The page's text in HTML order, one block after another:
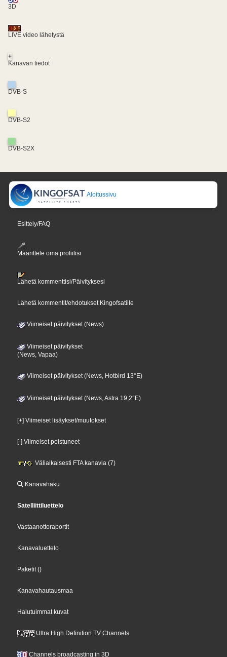
3D
LIVE video lähetystä
+
Kanavan tiedot
DVB-S
DVB-S2
DVB-S2X
Aloitussivu
Esittely/FAQ
Määrittele oma profiilisi
Lähetä kommenttisi/Päivityksesi
Lähetä kommentit/ehdotukset Kingofsatille
Viimeiset päivitykset (News)
Viimeiset päivitykset
(News, Vapaa)
Viimeiset päivitykset (News, Hotbird 13°E)
Viimeiset päivitykset (News, Astra 19,2°E)
[+] Viimeiset lisäykset/muutokset
[-] Viimeiset poistuneet
Väliaikaisesti FTA kanavia (7)
Kanavahaku
Satelliittiluettelo
Vastaanottoraportit
Kanavaluettelo
Paketit ()
Kanavahautausmaa
Halutuimmat kuvat
Ultra High Definition TV Channels
Channels broadcasting in 3D